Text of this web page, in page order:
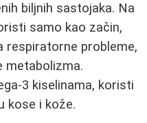
biljnih sastojaka. Na
samo kao začin,
respiratorne probleme,
metabolizma.
3 kiselinama, koristi
kose i kože.